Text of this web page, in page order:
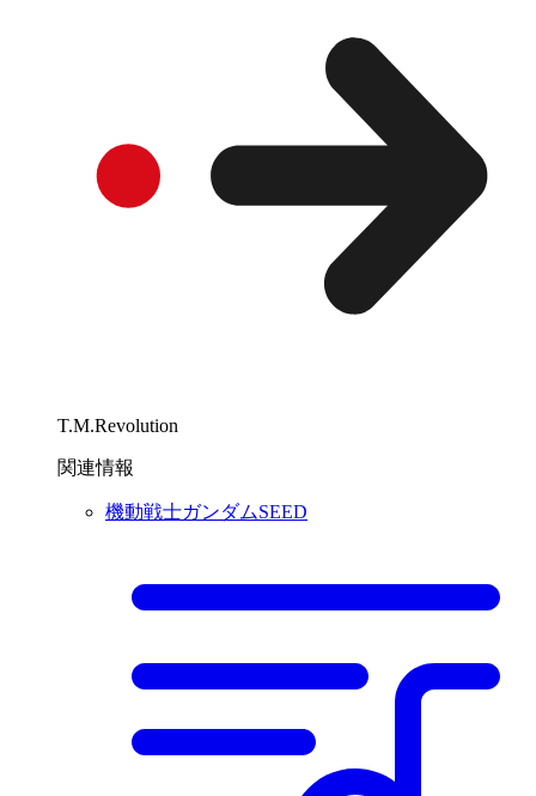
T.M.Revolution
関連情報
機動戦士ガンダムSEED